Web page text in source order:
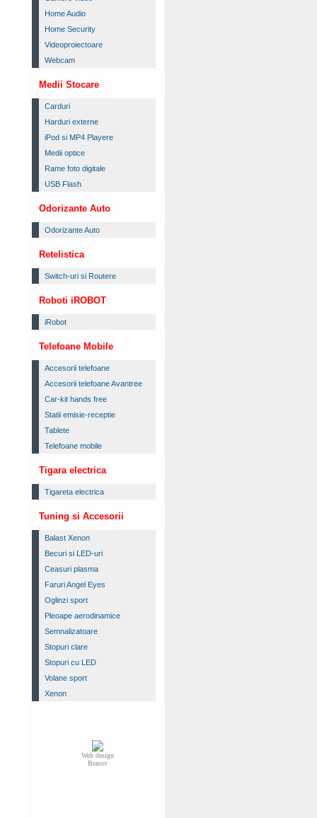
Home Audio
Home Security
Videoproiectoare
Webcam
Medii Stocare
Carduri
Harduri externe
iPod si MP4 Playere
Medii optice
Rame foto digitale
USB Flash
Odorizante Auto
Odorizante Auto
Retelistica
Switch-uri si Routere
Roboti iROBOT
iRobot
Telefoane Mobile
Accesorii telefoane
Accesorii telefoane Avantree
Car-kit hands free
Statii emisie-receptie
Tablete
Telefoane mobile
Tigara electrica
Tigareta electrica
Tuning si Accesorii
Balast Xenon
Becuri si LED-uri
Ceasuri plasma
Faruri Angel Eyes
Oglinzi sport
Pleoape aerodinamice
Semnalizatoare
Stopuri clare
Stopuri cu LED
Volane sport
Xenon
Web design
Brasov